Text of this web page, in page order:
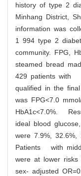
history of type 2
Minhang District,
information was
1 994 type 2
community. FPG,
steamed bread
429 patients with
qualified in the
was FPG<7.0
HbA1c<7.0%.
ideal blood
were 7.9%, 32.6%,
Patients with
were at lower risks
sex- adjusted